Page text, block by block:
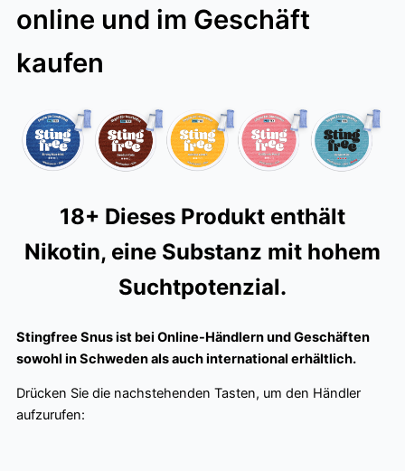
online und im Geschäft
kaufen
18+ Dieses Produkt enthält
Nikotin, eine Substanz mit hohem
Suchtpotenzial.
Stingfree Snus ist bei Online-Händlern und Geschäften
sowohl in Schweden als auch international erhältlich.
Drücken Sie die nachstehenden Tasten, um den Händler
aufzurufen: